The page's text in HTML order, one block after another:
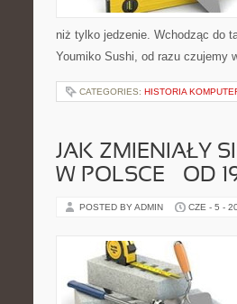
niż tylko jedzenie. Wchodząc do
Youmiko Sushi, od razu czujemy
CATEGORIES: HISTORIA
JAK ZMIENIAŁY
W POLSCE – OD
POSTED BY ADMIN CZE - 5 -